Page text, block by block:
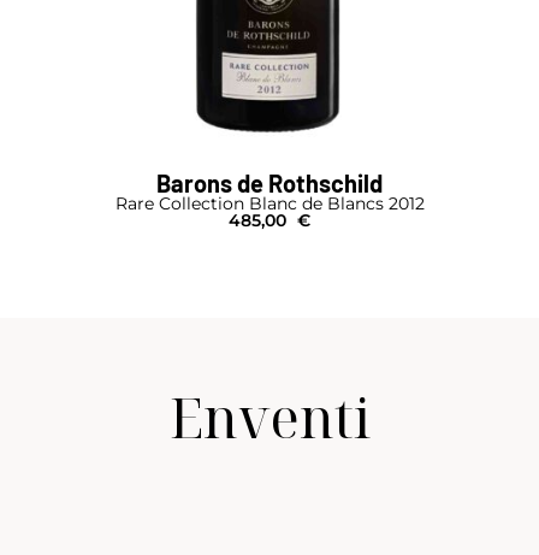
Barons de Rothschild
Rare Collection Blanc de Blancs 2012
485,00 €
Enventi